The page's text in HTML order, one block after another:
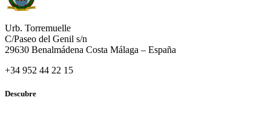
Urb. Torremuelle
C/Paseo del Genil s/n
29630 Benalmádena Costa Málaga – España
+34 952 44 22 15
Descubre